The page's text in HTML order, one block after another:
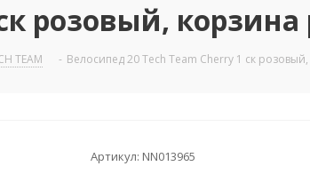
розовый, корзина
TEAM - Велосипед 20 Tech Team Cherry 1 ск
Артикул: NN013965